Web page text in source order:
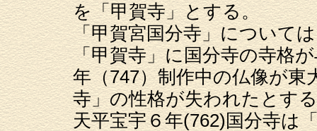
を「甲賀寺」とする。
「甲賀宮国分寺」について
「甲賀寺」に国分寺の寺格
年（747）制作中の仏像が東
寺」の性格が失われたとす
天平宝宇６年(762)国分寺は